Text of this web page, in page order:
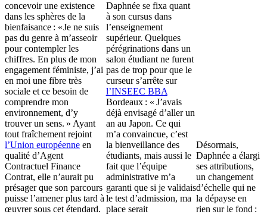
concevoir une existence
dans les sphères de la
bienfaisance : « Je ne suis
pas du genre à m’asseoir
pour contempler les
chiffres. En plus de mon
engagement féministe, j’ai
en moi une fibre très
sociale et ce besoin de
comprendre mon
environnement, d’y
trouver un sens. » Ayant
tout fraîchement rejoint
l’Union européenne en
qualité d’Agent
Contractuel Finance
Contrat, elle n’aurait pu
présager que son parcours
puisse l’amener plus tard à
œuvrer sous cet étendard.
Daphnée se fixa quant
à son cursus dans
l’enseignement
supérieur. Quelques
pérégrinations dans un
salon étudiant ne furent
pas de trop pour que le
curseur s’arrête sur
l’INSEEC BBA
Bordeaux : « J’avais
déjà envisagé d’aller un
an au Japon. Ce qui
m’a convaincue, c’est
la bienveillance des
étudiants, mais aussi le
fait que l’équipe
administrative m’a
garanti que si je validais
le test d’admission, ma
place serait
Désormais,
Daphnée a élargi
ses attributions,
un changement
d’échelle qui ne
la dépayse en
rien sur le fond :